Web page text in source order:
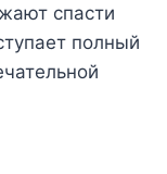
спасти
полный